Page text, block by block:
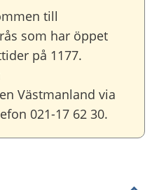
till
som har öppet
på 1177.
Västmanland via
021-17 62 30.